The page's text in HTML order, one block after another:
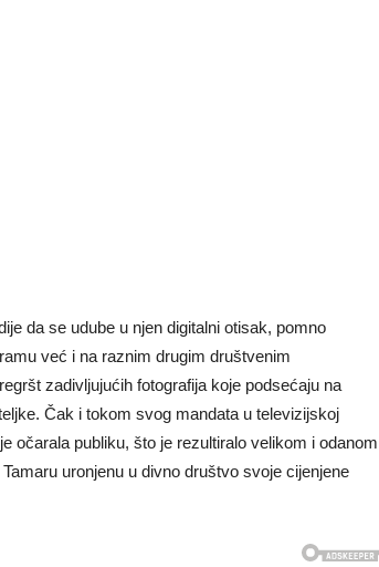
da se udube u njen digitalni otisak, pomno
već i na raznim drugim društvenim
zadivljujućih fotografija koje podsećaju na
Čak i tokom svog mandata u televizijskoj
očarala publiku, što je rezultiralo velikom i odanom
uronjenu u divno društvo svoje cijenjene